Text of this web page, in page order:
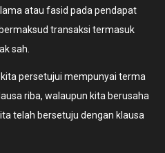
atau fasid pada pendapat
transaksi termasuk
sah.
persetujui mempunyai terma
riba, walaupun kita berusaha
telah bersetuju dengan klausa